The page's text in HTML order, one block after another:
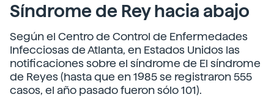
Síndrome de Rey hacia abajo
Según el Centro de Control de Enfermedades
Infecciosas de Atlanta, en Estados Unidos las
notificaciones sobre el síndrome de El síndrome
de Reyes (hasta que en 1985 se registraron 555
casos, el año pasado fueron sólo 101).